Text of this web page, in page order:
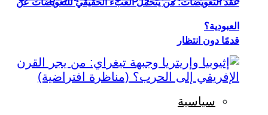
قدمًا دون انتظار
سياسية
عقد التعويضات: من يتحمل العبء الحقيقي للتعويضات عن
العبودية؟